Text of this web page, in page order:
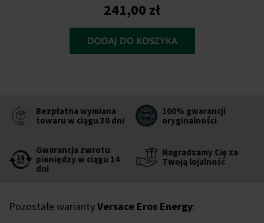
241,00 zł
DODAJ DO KOSZYKA
Bezpłatna wymiana
towaru w ciągu 30 dni
100% gwarancji
oryginalności
Gwarancja zwrotu
pieniędzy w ciągu 14
dni
Nagradzamy Cię za
Twoją lojalność
Pozostałe wariantyVersace Eros Energy: